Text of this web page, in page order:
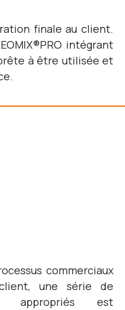
finale au client.
intégrant
à être utilisée et
commerciaux
une série de
appropriés est